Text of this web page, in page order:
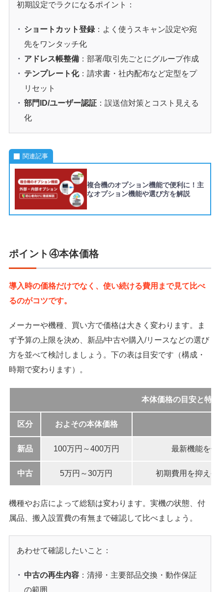
初期設定でラクになるポイント：
ショートカット登録：よく使うスキャン設定や宛
先をワンタッチ化
アドレス帳整備：部署/取引先ごとにグループ作成
テンプレート化：請求書・社内配布など定型をプ
リセット
部門ID/ユーザー認証：誤送信対策とコスト見える
化
関連記事
複合機のオプション機能で便利に！主
なオプション機能や選び方を解説
ポイント④本体価格
導入時の価格だけでなく、使い続ける費用まで見て比べ
るのがコツです。
メーカーや機種、買い方で価格は大きく変わります。ま
ず予算の上限を決め、新品/中古や購入/リースなどの選び
方を並べて検討しましょう。下の表は目安です（構成・
時期で変わります）。
本体価格の目安と特徴
区分 およその本体価格
新品 100万円～400万円 最新機能を
中古 5万円～30万円 初期費用を抑え
機種やお店によって総額は変わります。実機の状態、付
属品、搬入設置費の有無まで確認して比べましょう。
あわせて確認したいこと：
中古の再生内容：清掃・主要部品交換・動作保証
の範囲